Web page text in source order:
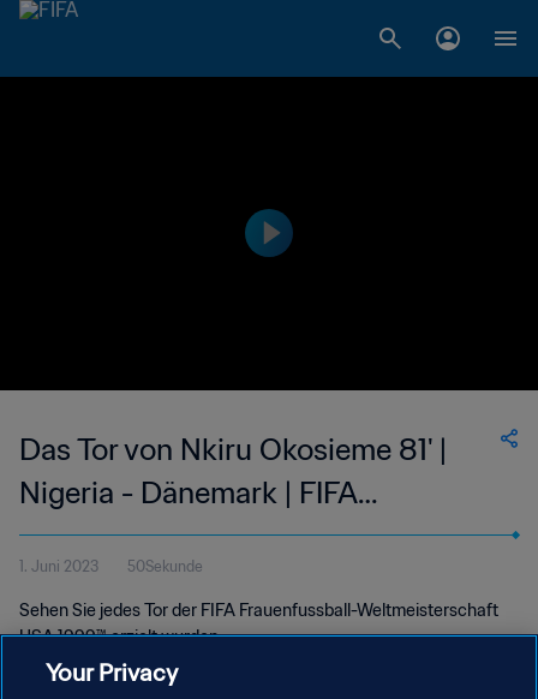
Das Tor von Nkiru Okosieme 81' |
Nigeria - Dänemark | FIFA
Frauenfussball-Weltmeisterschaft
USA 1999™
1. Juni 2023 50Sekunde
Sehen Sie jedes Tor der FIFA Frauenfussball-Weltmeisterschaft
USA 1999™ erzielt wurden.
Your Privacy